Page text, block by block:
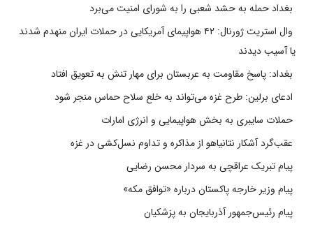
بغداد حمله به حشد شعبی را به شورای امنیت می‌برد
وال استریت ژورنال: ۴۲ هواپیمای آمریکایی در حملات ایران منهدم شدند
یا آسیب دیدند
بغداد: پاسخ مقاومت به عربستان برای مهار تنش به تعویق افتاد
ادعای برلین: طرح غزه می‌تواند به خلع سلاح حماس منجر شود
حملات سایبری به بخش هواپیمایی و انرژی امارات
عقب‌گرد آشکار نتانیاهو از مذاکره و تداوم نسل‌کشی در غزه
پیام تبریک عراقچی به سردار محسن رضایی
پیام وزیر خارجه پاکستان درباره «توافق مکه»
پیام رئیس‌جمهور آذربایجان به پزشکیان